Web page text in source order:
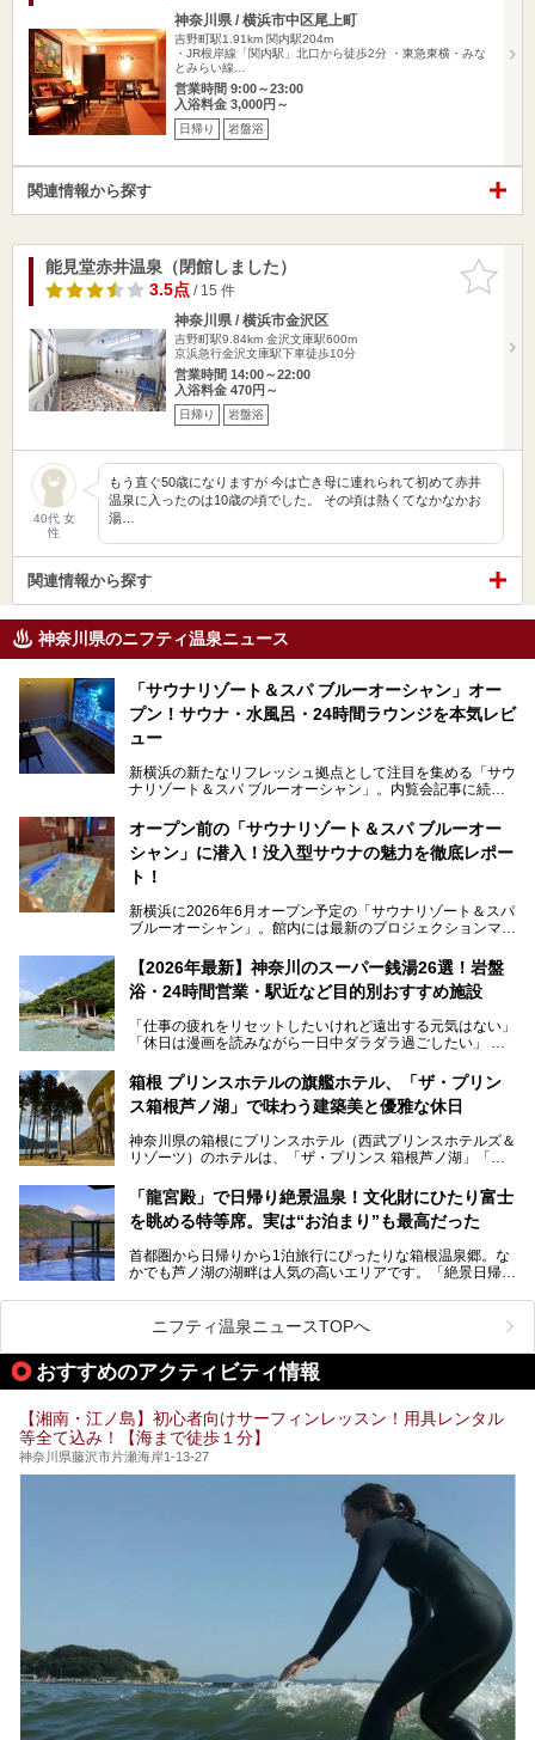
神奈川県 / 横浜市中区尾上町
吉野町駅1.91km 関内駅204m
・JR根岸線「関内駅」北口から徒歩2分 ・東急東横・みな
とみらい線…
営業時間 9:00～23:00
入浴料金 3,000円～
日帰り 岩盤浴
関連情報から探す
お気に入
りに追加
能見堂赤井温泉（閉館しました）
3.5点/ 15 件
神奈川県 / 横浜市金沢区
吉野町駅9.84km 金沢文庫駅600m
京浜急行金沢文庫駅下車徒歩10分
営業時間 14:00～22:00
入浴料金 470円～
日帰り 岩盤浴
40代 女
性
もう直ぐ50歳になりますが 今は亡き母に連れられて初めて赤井
温泉に入ったのは10歳の頃でした。 その頃は熱くてなかなかお
湯…
関連情報から探す
神奈川県のニフティ温泉ニュース
「サウナリゾート＆スパ ブルーオーシャン」オー
プン！サウナ・水風呂・24時間ラウンジを本気レビ
ュー
新横浜の新たなリフレッシュ拠点として注目を集める「サウ
ナリゾート＆スパ ブルーオーシャン」。内覧会記事に続
す。サウナや水風呂の気持ちよさはもちろん、リラックスス
ペースの過ごしやすさまで徹底チェック。新横浜エリアで日
常の疲れをリセットしたい人、ライブやスポーツ観戦遠征組
は必見です。
オープン前の「サウナリゾート＆スパ ブルーオー
シャン」に潜入！没入型サウナの魅力を徹底レポー
ト！
新横浜に2026年6月オープン予定の「サウナリゾート＆スパ
ブルーオーシャン」。館内には最新のプロジェクションマッ
的な“没入感（イマーシブ）”を体験できます。
今回は、そんな大注目の施設に一足先にお邪魔し、その全貌
を見学させていただきました！
サウナ室の中に咲き誇る桜、魚たちが泳ぐ水風呂、そしてバ
リのビーチを思わせる休憩スペース…。驚きの連続だった館
内の様子をレポートします！
【2026年最新】神奈川のスーパー銭湯26選！岩盤
浴・24時間営業・駅近など目的別おすすめ施設
「仕事の疲れをリセットしたいけれど遠出する元気はない」
「休日は漫画を読みながら一日中ダラダラ過ごしたい」
たい」
そんな「癒やされたい」という願いを叶えてくれるのが、神
神奈川県には、サウナや岩盤浴、一日中遊べるエンタメ施設
など、“非日常”を味わえるスーパー銭湯が数多く揃っていま
う」という人も多いはず。
そこで今回は、神奈川県内の人気施設26選を「安さ」「岩
業」「駅近」など、目的別に厳選して紹介します。
今の気分にぴったりの施設を見つけて、最高のリフレッシュ
箱根 プリンスホテルの旗艦ホテル、「ザ・プリン
ス箱根芦ノ湖」で味わう建築美と優雅な休日
神奈川県の箱根にプリンスホテル（西武プリンスホテルズ＆
リゾーツ）のホテルは、「ザ・プリンス 箱根芦ノ湖」「芦
「箱根仙石原プリンスホテル」と4軒あり、今回ご紹介する
「ザ・プリンス 箱根芦ノ湖」は、その中でもフラッグシッ
プ（旗艦）に位置づけられる特別なホテルです。
昭和の日本を代表する建築家の一人、村野藤吾が芦ノ湖の畔
に建てた桃源郷のようなホテルがここ。自家源泉の温泉や、
提供元：株式会社西武・プリンスホテルズワールドワイド
【PR】
この記事はザ・プリンス 箱根芦ノ湖のPR記事です。
「龍宮殿」で日帰り絶景温泉！文化財にひたり富士
を眺める特等席。実は“お泊まり”も最高だった
首都圏から日帰りから1泊旅行にぴったりな箱根温泉郷。な
かでも芦ノ湖の湖畔は人気の高いエリアです。「絶景日帰り
が楽しめるまさに眺望自慢の日帰り温泉。
そしてここは全24室の「箱根 芦ノ湖畔蛸川温泉 龍宮殿」と
して宿泊もできます。宿泊者は「龍宮殿本館」の営業時間に
加えて、朝6時からの宿泊者専用時間帯にも「龍宮殿本館」
のお風呂が利用できます。
今回は日帰り温泉としての「絶景日帰り温泉 龍宮殿本館
（以下、龍宮殿本館）」と、旅館としての「箱根 芦ノ湖畔
蛸川温泉 龍宮殿（以下、龍宮殿）」の両方の魅力をたっぷ
りお伝えします！
ここは箱根神社、九頭龍神社、白龍神社、箱根元宮と箱根の
4つの神社に囲まれたパワースポットです。
提供元：株式会社西武・プリンスホテルズワールドワイド
この記事は箱根 芦ノ湖畔蛸川温泉 龍宮殿のPR記事です。
ニフティ温泉ニュースTOPへ
おすすめのアクティビティ情報
【湘南・江ノ島】初心者向けサーフィンレッスン！用具レンタル
等全て込み！【海まで徒歩１分】
神奈川県藤沢市片瀬海岸1-13-27